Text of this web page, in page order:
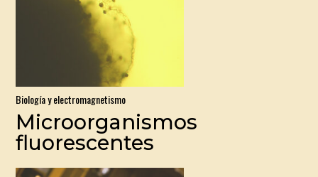
Biología y electromagnetismo
Microorganismos
fluorescentes